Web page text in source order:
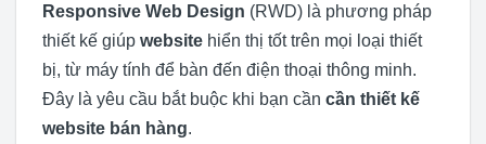
Responsive Web Design (RWD) là phương pháp
thiết kế giúp website hiển thị tốt trên mọi loại thiết
bị, từ máy tính để bàn đến điện thoại thông minh.
Đây là yêu cầu bắt buộc khi bạn cần cần thiết kế
website bán hàng.